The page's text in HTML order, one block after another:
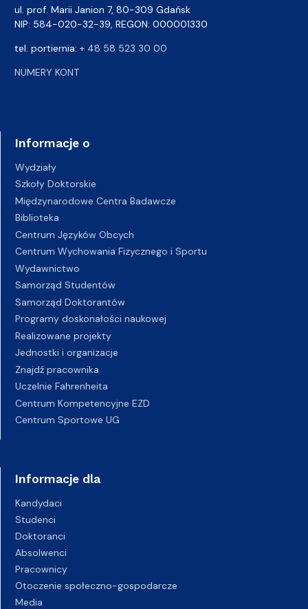
ul. prof. Marii Janion 7, 80-309 Gdańsk
NIP: 584-020-32-39, REGON: 000001330
tel. portiernia: + 48 58 523 30 00
NUMERY KONT
Informacje o
Wydziały
Szkoły Doktorskie
Międzynarodowe Centra Badawcze
Biblioteka
Centrum Języków Obcych
Centrum Wychowania Fizycznego i Sportu
Wydawnictwo
Samorząd Studentów
Samorząd Doktorantów
Programy doskonałości naukowej
Realizowane projekty
Jednostki i organizacje
Znajdź pracownika
Uczelnie Fahrenheita
Centrum Kompetencyjne EZD
Centrum Sportowe UG
Informacje dla
Kandydaci
Studenci
Doktoranci
Absolwenci
Pracownicy
Otoczenie społeczno-gospodarcze
Media